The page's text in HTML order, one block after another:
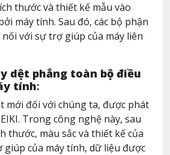
thước và thiết kế mẫu vào
máy tính. Sau đó, các bộ phận
với sự trợ giúp của máy liên
dệt phẳng toàn bộ điều
tính:
mới đối với chúng ta, được phát
Trong công nghệ này, sau
thước, màu sắc và thiết kế của
giúp của máy tính, dữ liệu được